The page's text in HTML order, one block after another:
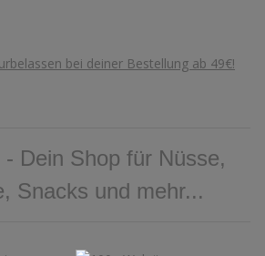
Dein Shop für Nüsse,
Snacks und mehr...